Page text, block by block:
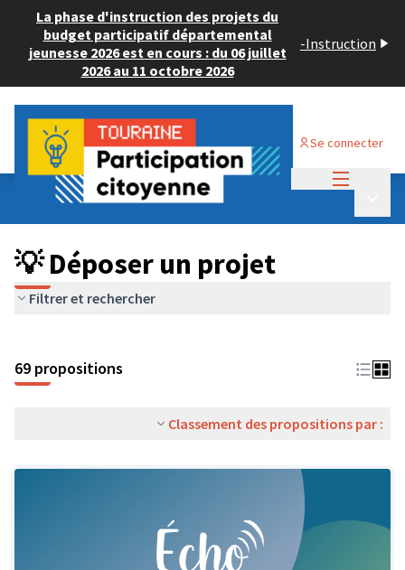
La phase d'instruction des projets du
budget participatif départemental
jeunesse 2026 est en cours : du 06 juillet
2026 au 11 octobre 2026
-Instruction
Se connecter
Budget Participatif ADULTE 2024
💡 Déposer un projet
💡 Déposer un projet
Filtrer et rechercher
69 propositions
Classement des propositions par :